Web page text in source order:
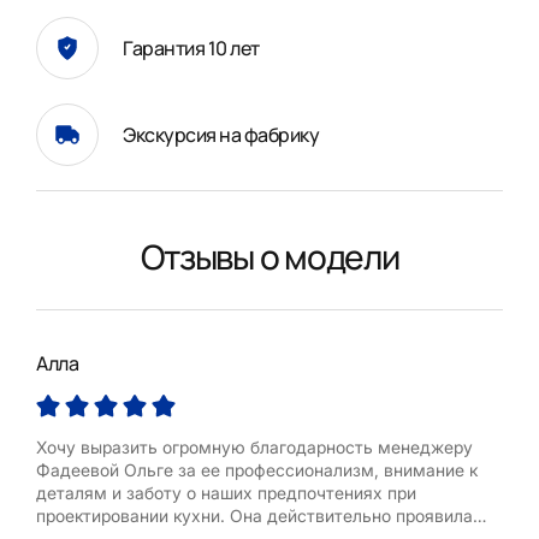
Гарантия 10 лет
Экскурсия на фабрику
Отзывы о модели
Алла
Хочу выразить огромную благодарность менеджеру
Фадеевой Ольге за ее профессионализм, внимание к
деталям и заботу о наших предпочтениях при
проектировании кухни. Она действительно проявила